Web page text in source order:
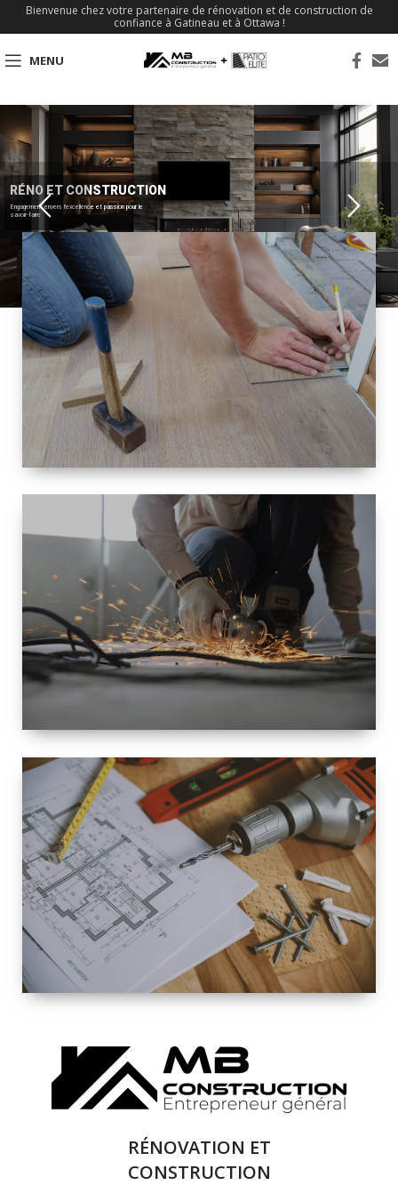
Bienvenue chez votre partenaire de rénovation et de construction de
confiance à Gatineau et à Ottawa !
MENU
Engagement envers l'excellence et passion pour le
savoir-faire
RÉNO ET CONSTRUCTION
TAILLE
PETITE À
GRANDE
RÉNOVATION
ESPACE
RÉNOVATION
INTÉRIEURE ET
EXTÉRIEURE
SOLUTIONS DE
RÉNOVATION
COMPLÈTE
RÉNOVATION ET
CONSTRUCTION